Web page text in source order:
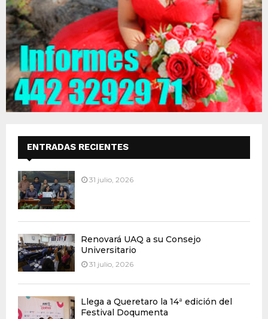
ENTRADAS RECIENTES
31 julio, 2026
Renovará UAQ a su Consejo
Universitario
31 julio, 2026
Llega a Queretaro la 14ª edición del
Festival Doqumenta